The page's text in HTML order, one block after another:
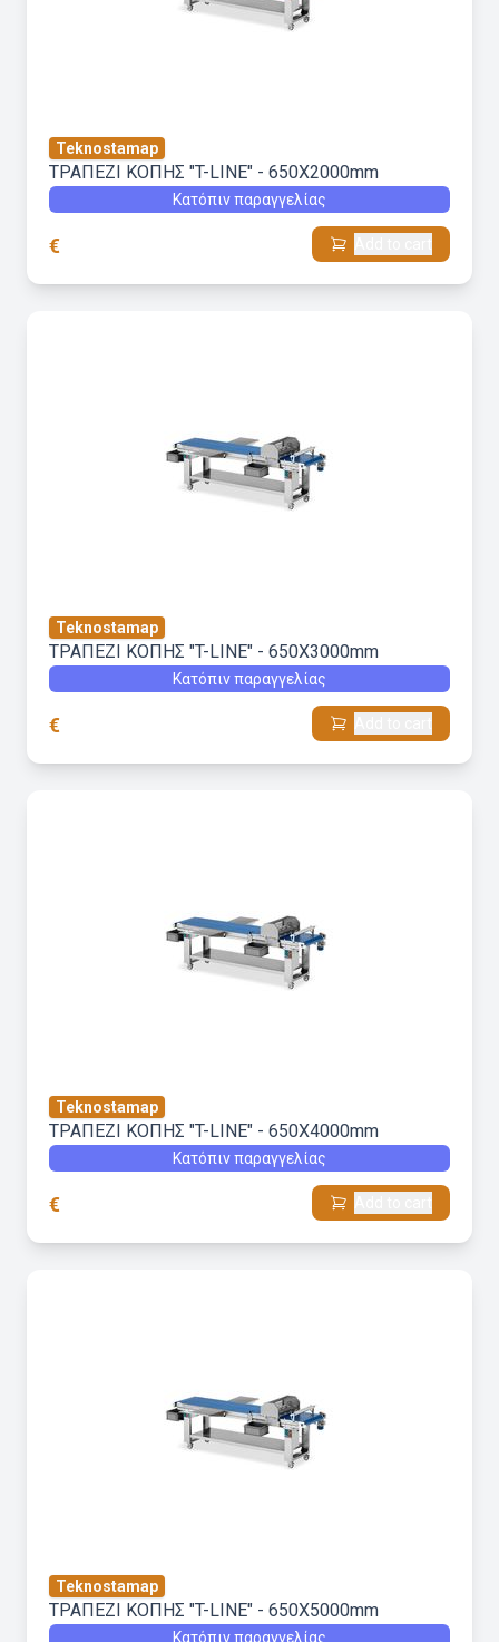
Teknostamap
ΤΡΑΠΕΖΙ ΚΟΠΗΣ "T-LINE" - 650X2000mm
Κατόπιν παραγγελίας
€
Teknostamap
ΤΡΑΠΕΖΙ ΚΟΠΗΣ "T-LINE" - 650X3000mm
Κατόπιν παραγγελίας
€
Teknostamap
ΤΡΑΠΕΖΙ ΚΟΠΗΣ "T-LINE" - 650X4000mm
Κατόπιν παραγγελίας
€
Teknostamap
ΤΡΑΠΕΖΙ ΚΟΠΗΣ "T-LINE" - 650X5000mm
Κατόπιν παραγγελίας